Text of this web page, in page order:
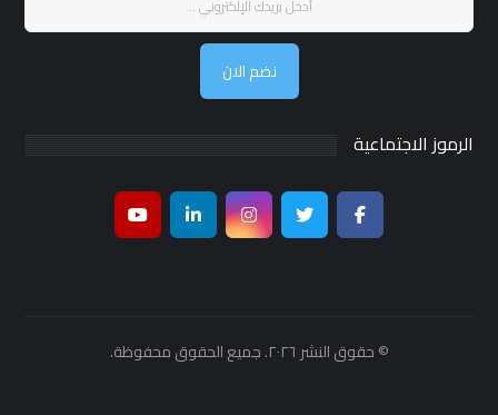
نضم الان
الرموز الاجتماعية
© حقوق النشر ٢٠٢٦. جميع الحقوق محفوظة.